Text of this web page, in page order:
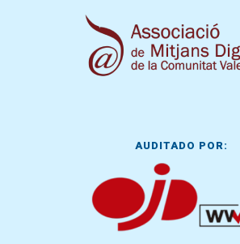
AUDITADO POR: